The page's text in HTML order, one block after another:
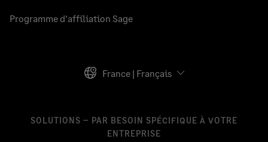
Programme d’affiliation Sage
France | Français
SOLUTIONS – PAR BESOIN SPÉCIFIQUE À VOTRE
ENTREPRISE